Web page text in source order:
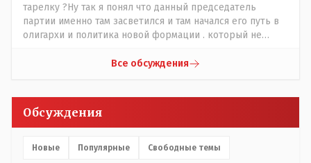
тарелку ?Ну так я понял что данный председатель
партии именно там засветился и там начался его путь в
олигархи и политика новой формации . который не
скорого ухода! А летающая тарелка, потому что ещё не
не иначе инопланетянин, ну а на чём инопланетяне
передвигаются?
Все обсуждения
Обсуждения
Новые Популярные Свободные темы